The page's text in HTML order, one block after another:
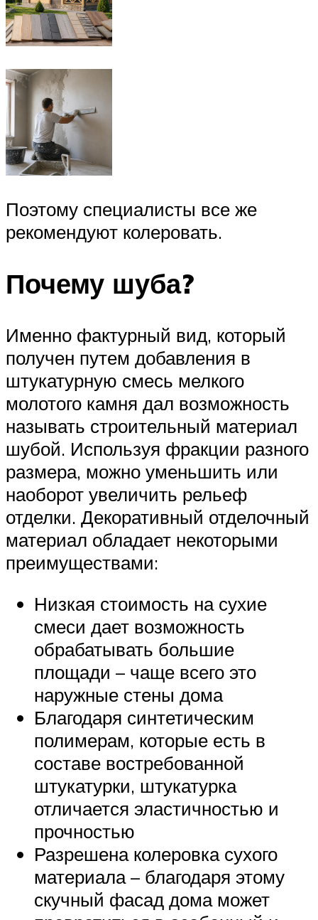
Поэтому специалисты все же
рекомендуют колеровать.
Почему шуба?
Именно фактурный вид, который
получен путем добавления в
штукатурную смесь мелкого
молотого камня дал возможность
называть строительный материал
шубой. Используя фракции разного
размера, можно уменьшить или
наоборот увеличить рельеф
отделки. Декоративный отделочный
материал обладает некоторыми
преимуществами:
Низкая стоимость на сухие
смеси дает возможность
обрабатывать большие
площади – чаще всего это
наружные стены дома
Благодаря синтетическим
полимерам, которые есть в
составе востребованной
штукатурки, штукатурка
отличается эластичностью и
прочностью
Разрешена колеровка сухого
материала – благодаря этому
скучный фасад дома может